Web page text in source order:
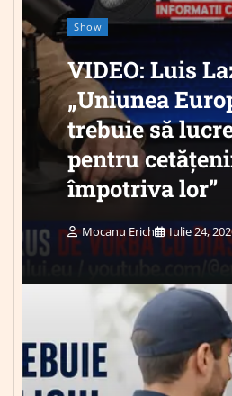
Show
VIDEO: Luis
„Uniunea
trebuie să
pentru
împotriva lor”
Mocanu Erich Iulie 24,